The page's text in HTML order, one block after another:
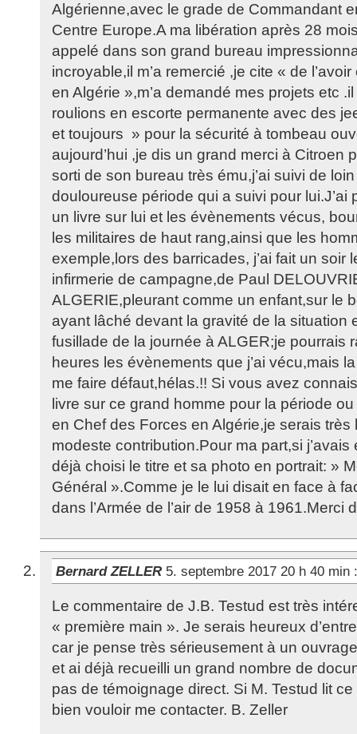
Algérienne,avec le grade de Commandant
Centre Europe.A ma libération après 28
appelé dans son grand bureau
incroyable,il m’a remercié ,je cite « de
en Algérie »,m’a demandé mes projets etc
roulions en escorte permanente avec des
et toujours » pour la sécurité à tombeau
aujourd’hui ,je dis un grand merci à Citroen
sorti de son bureau très ému,j’ai suivi de
douloureuse période qui a suivi pour lui.J’ai
un livre sur lui et les évènements vécus,
les militaires de haut rang,ainsi que les
exemple,lors des barricades, j’ai fait un soir
infirmerie de campagne,de Paul
ALGERIE,pleurant comme un enfant,sur le
ayant lâché devant la gravité de la situation
fusillade de la journée à ALGER;je pourrais
heures les évènements que j’ai vécu,mais
me faire défaut,hélas.!! Si vous avez
livre sur ce grand homme pour la période
en Chef des Forces en Algérie,je serais très
modeste contribution.Pour ma part,si j’avais
déjà choisi le titre et sa photo en portrait: »
Général ».Comme je le lui disait en face à
dans l’Armée de l’air de 1958 à 1961.Merci
Bernard ZELLER 5. septembre 2017 20 h 40 min :
Le commentaire de J.B. Testud est très
« première main ». Je serais heureux
car je pense très sérieusement à un
et ai déjà recueilli un grand nombre de
pas de témoignage direct. Si M. Testud lit
bien vouloir me contacter. B. Zeller